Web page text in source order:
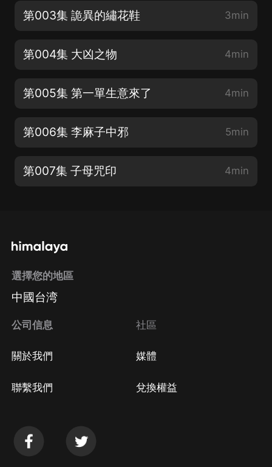
第003集 詭異的繡花鞋 3min
第004集 大凶之物 4min
第005集 第一單生意來了 4min
第006集 李麻子中邪 5min
第007集 子母咒印 4min
選擇您的地區
中國台湾
公司信息
關於我們
聯繫我們
社區
媒體
兌換權益